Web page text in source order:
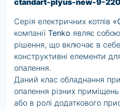
ctandart-plyus-new-9-220
Серія електричних котлів
компанії Tenko являє
рішення, що включає в себе
конструктивні елементи
опалення.
Даний клас обладнання
опалення різних
або в ролі додаткового